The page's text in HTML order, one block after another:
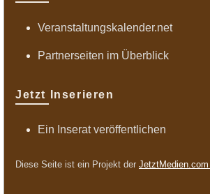
Veranstaltungskalender.net
Partnerseiten im Überblick
Jetzt Inserieren
Ein Inserat veröffentlichen
Diese Seite ist ein Projekt der